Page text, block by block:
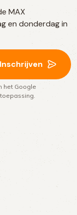
MAX
en donderdag in
Inschrijven
het Google